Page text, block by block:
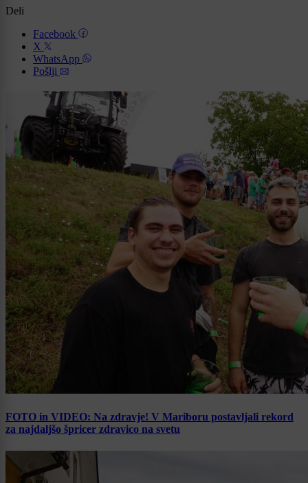
Deli
Facebook
X
WhatsApp
Pošlji
FOTO in VIDEO: Na zdravje! V Mariboru postavljali rekord
za najdaljšo špricer zdravico na svetu